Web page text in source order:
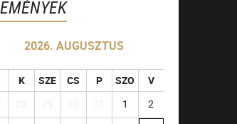
2026. AUGUSZTUS
K SZE CS P SZO V
1 2